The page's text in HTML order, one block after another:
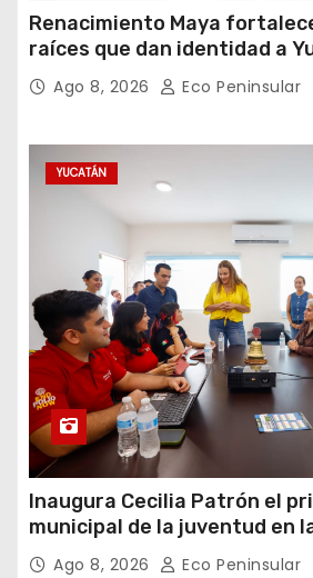
Renacimiento Maya
raíces que dan identidad a
Ago 8, 2026 Eco Peninsular
YUCATÁN
Inaugura Cecilia Patrón el
municipal de la juventud en
Mérida
Ago 8, 2026 Eco Peninsular